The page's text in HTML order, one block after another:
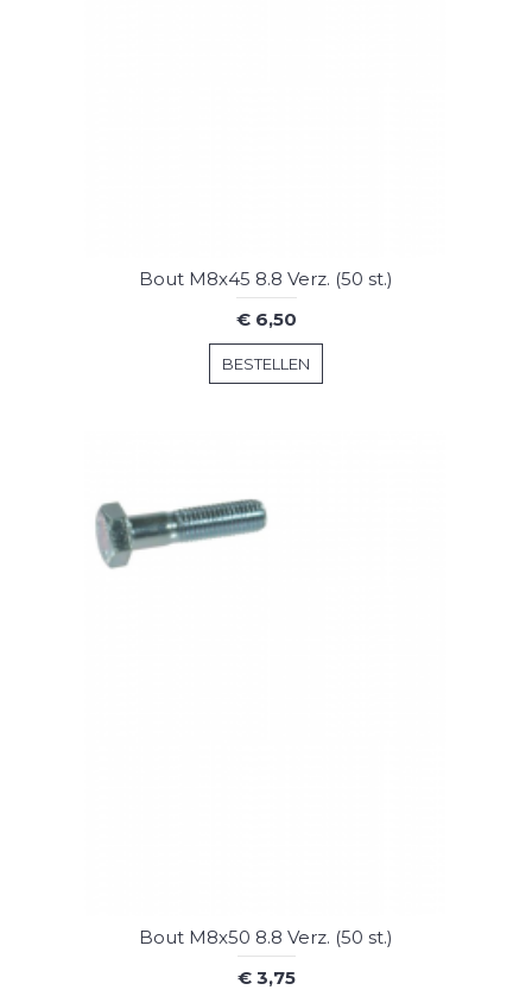
Bout M8x45 8.8 Verz. (50 st.)
€ 6,50
BESTELLEN
Bout M8x50 8.8 Verz. (50 st.)
€ 3,75